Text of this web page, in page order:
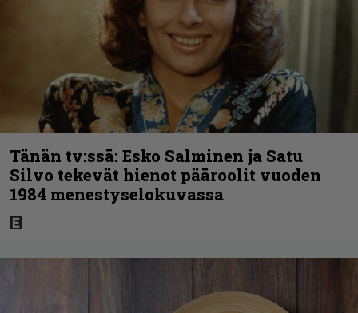
Tänän tv:ssä: Esko Salminen ja Satu
Silvo tekevät hienot pääroolit vuoden
1984 menestyselokuvassa